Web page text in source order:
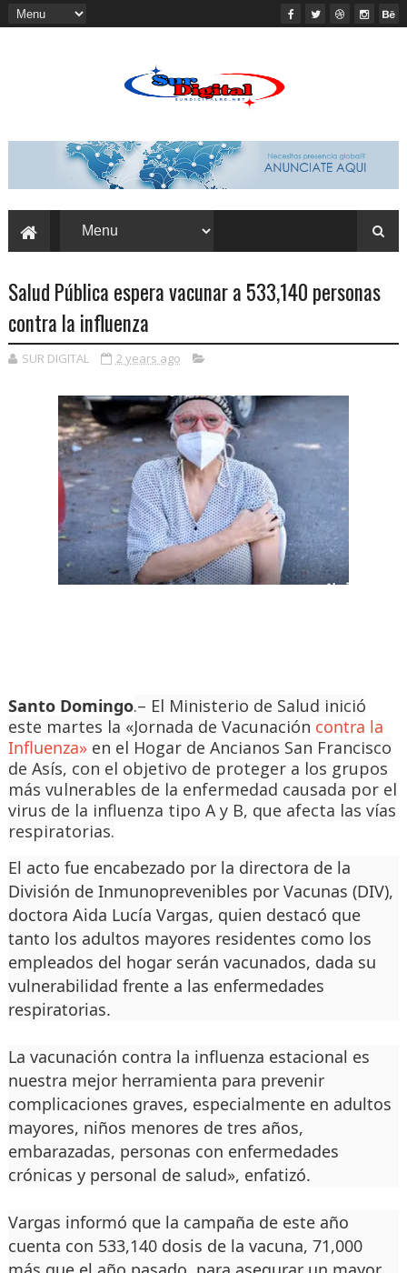
Salud Pública espera vacunar a 533,140 personas
contra la influenza
SUR DIGITAL 2 years ago
Santo Domingo.– El Ministerio de Salud inició
este martes la «Jornada de Vacunación contra la
Influenza» en el Hogar de Ancianos San Francisco
de Asís, con el objetivo de proteger a los grupos
más vulnerables de la enfermedad causada por el
virus de la influenza tipo A y B, que afecta las vías
respiratorias.
El acto fue encabezado por la directora de la
División de Inmunoprevenibles por Vacunas (DIV),
doctora Aida Lucía Vargas, quien destacó que
tanto los adultos mayores residentes como los
empleados del hogar serán vacunados, dada su
vulnerabilidad frente a las enfermedades
respiratorias.
La vacunación contra la influenza estacional es
nuestra mejor herramienta para prevenir
complicaciones graves, especialmente en adultos
mayores, niños menores de tres años,
embarazadas, personas con enfermedades
crónicas y personal de salud», enfatizó.
Vargas informó que la campaña de este año
cuenta con 533,140 dosis de la vacuna, 71,000